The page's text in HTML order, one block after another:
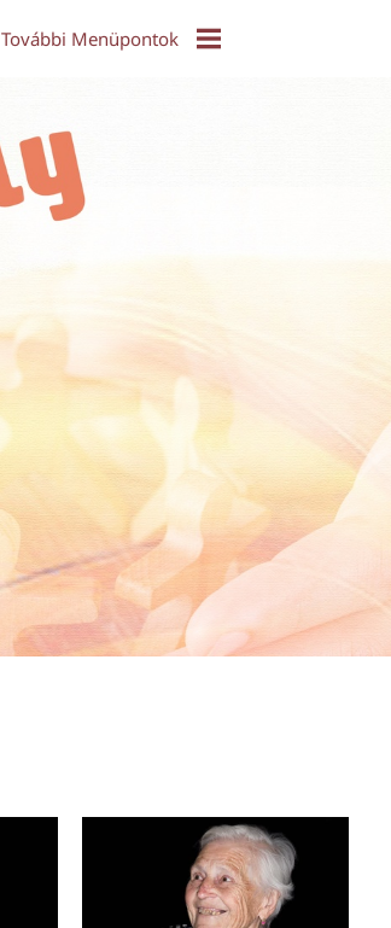
További Menüpontok
Közös Táncház - Video
Online Konferencia 2021
Alkotói Pályázat 2017
Díjazott Alkotások 2017
Videó Galéria